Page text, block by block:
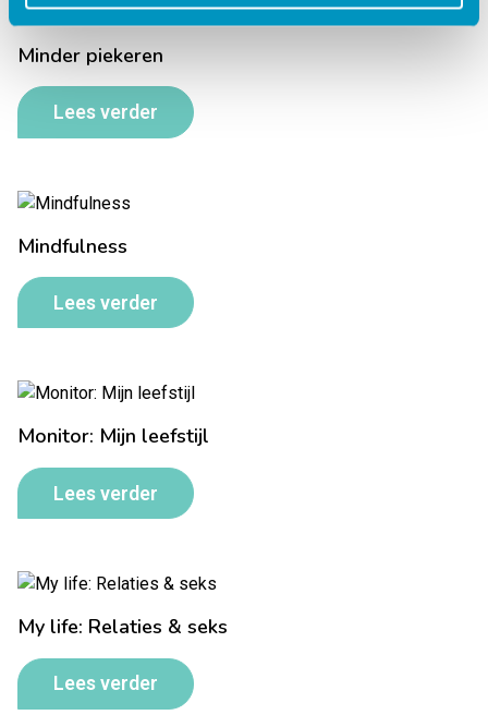
Minder piekeren
Lees verder
Mindfulness
Lees verder
Monitor: Mijn leefstijl
Lees verder
My life: Relaties & seks
Lees verder